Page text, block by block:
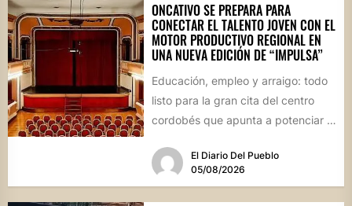
ONCATIVO SE PREPARA PARA
CONECTAR EL TALENTO JOVEN CON EL
MOTOR PRODUCTIVO REGIONAL EN
UNA NUEVA EDICIÓN DE “IMPULSA”
Educación, empleo y arraigo: todo
listo para la gran cita del centro
cordobés que apunta a potenciar el
El Diario Del Pueblo
05/08/2026